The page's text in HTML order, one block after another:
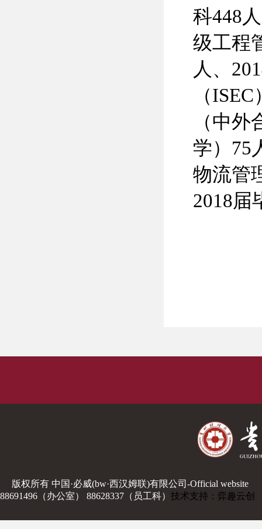
科448
级工程
人、
（
（中
学）75
物流管
2018届
版权所有 中国·必威(bw·西汉姆联)有限公司-Official website
88691496（办公室） 88628337（员工科） 技术支持：弈趣云创